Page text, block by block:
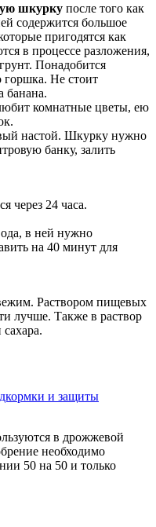
шкурку после того как
содержится большое
пригодятся как
в процессе разложения,
Понадобится
горшка. Не стоит
банана.
комнатные цветы, ею
настой. Шкурку нужно
банку, залить
через 24 часа.
в ней нужно
на 40 минут для
Раствором пищевых
лучше. Также в раствор
в дрожжевой
необходимо
50 на 50 и только